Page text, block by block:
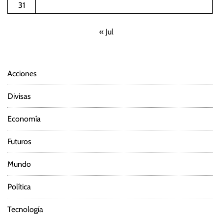
31
« Jul
Acciones
Divisas
Economía
Futuros
Mundo
Política
Tecnología